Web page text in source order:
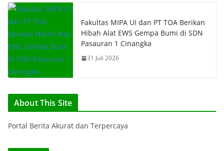
Fakultas MIPA UI dan PT TOA Berikan
Hibah Alat EWS Gempa Bumi di SDN
Pasauran 1 Cinangka
31 Juli 2026
About This Site
Portal Berita Akurat dan Terpercaya